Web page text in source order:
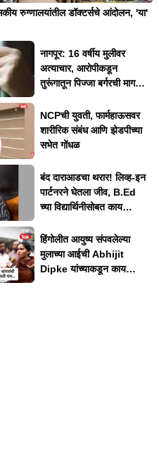
रुग्णालयांतील डॉक्टर्सचे आंदोलन, 'या'
नागपूर: 16 वर्षीय मुलीवर
अत्याचार, आरोपीकडून
तुरूंगातून पिज्जा बर्गरची मागणी,
NCPची युवती, फार्महाऊसवर
शारीरिक संबंध आणि झेडपीच्या
सभेत गोंधळ
बंद दाराआडचा थरार! लिव्ह-इन
पार्टनरने घेतला जीव, B.Ed
च्या विद्यार्थिनीसोबत काय
हिंगोलीत आयुष्य संपवलेल्या
मुलाच्या आईची Abhijit
Dipke यांच्याकडून काय